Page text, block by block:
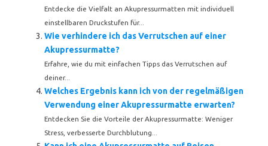
Entdecke die Vielfalt an Akupressurmatten mit individuell
einstellbaren Druckstufen für...
Wie verhindere ich das Verrutschen auf einer
Akupressurmatte?
Erfahre, wie du mit einfachen Tipps das Verrutschen auf
deiner...
Welches Ergebnis kann ich von der regelmäßigen
Verwendung einer Akupressurmatte erwarten?
Entdecken Sie die Vorteile der Akupressurmatte: Weniger
Stress, verbesserte Durchblutung...